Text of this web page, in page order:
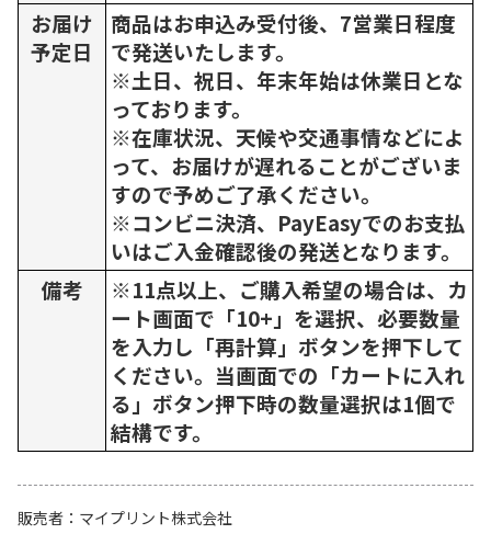
お届け
予定日
商品はお申込み受付後、7営業日程度
で発送いたします。
※土日、祝日、年末年始は休業日とな
っております。
※在庫状況、天候や交通事情などによ
って、お届けが遅れることがございま
すので予めご了承ください。
※コンビニ決済、PayEasyでのお支払
いはご入金確認後の発送となります。
備考
※11点以上、ご購入希望の場合は、カ
ート画面で「10+」を選択、必要数量
を入力し「再計算」ボタンを押下して
ください。当画面での「カートに入れ
る」ボタン押下時の数量選択は1個で
結構です。
販売者
マイプリント株式会社